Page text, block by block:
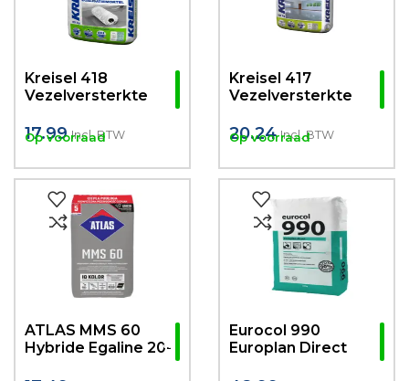
Kreisel 418
Vezelversterkte
50mm)
17.99 Incl. BTW
Op voorraad
Kreisel 417
Vezelversterkte
50mm)
20.24 Incl. BTW
Op voorraad
ATLAS MMS 60
Hybride Egaline 20-
Eurocol 990
Europlan Direct